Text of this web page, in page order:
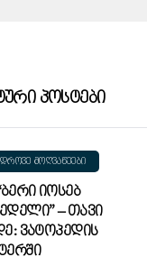
Პოსტები
ᲛᲝᲦᲕᲐᲬᲔᲔᲑᲘ
Იოსებ
– Თავი
Ვატოპედის